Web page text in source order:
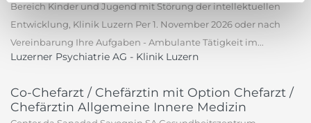
Bereich Kinder und Jugend mit Störung der intellektuellen
Entwicklung, Klinik Luzern Per 1. November 2026 oder nach
Vereinbarung Ihre Aufgaben - Ambulante Tätigkeit im...
Luzerner Psychiatrie AG - Klinik Luzern
Co-Chefarzt / Chefärztin mit Option Chefarzt /
Chefärztin Allgemeine Innere Medizin